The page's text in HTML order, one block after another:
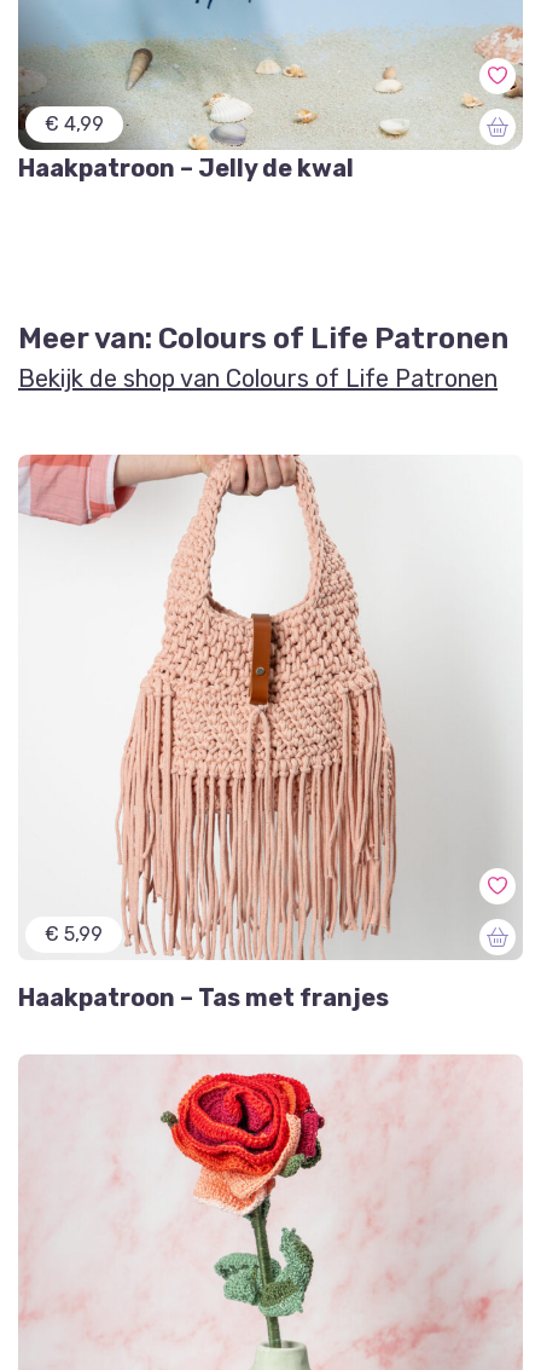
€ 4,99
Haakpatroon – Jelly de kwal
Meer van: Colours of Life Patronen
Bekijk de shop van Colours of Life Patronen
€ 5,99
Haakpatroon – Tas met franjes